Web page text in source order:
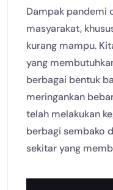
Dampak pandemi
masyarakat,
kurang mampu.
yang
berbagai bentuk
meringankan
telah melakukan
berbagi sembako
sekitar yang